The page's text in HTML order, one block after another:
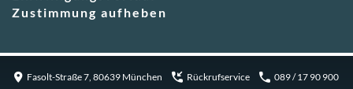
Zustimmung aufheben
Fasolt-Straße 7, 80639 München Rückrufservice 089 / 17 90 900